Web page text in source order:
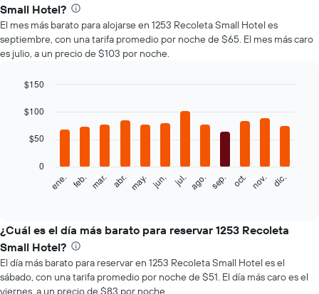
Small Hotel?
El mes más barato para alojarse en 1253 Recoleta Small Hotel es
septiembre, con una tarifa promedio por noche de $65. El mes más caro
es julio, a un precio de $103 por noche.
chart
bars.
siguiente
el
precio
promedio
de
una
graphic.
ene. feb. mar. abr. may. jun. jul. ago. sep. oct. nov. dic.
0
$50
$100
$150
¿Cuál es el día más barato para reservar 1253 Recoleta
Small Hotel?
El día más barato para reservar en 1253 Recoleta Small Hotel es el
sábado, con una tarifa promedio por noche de $51. El día más caro es el
viernes, a un precio de $83 por noche.